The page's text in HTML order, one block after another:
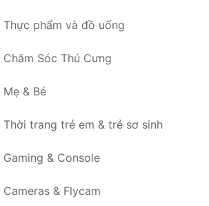
Thực phẩm và đồ uống
Chăm Sóc Thú Cưng
Mẹ & Bé
Thời trang trẻ em & trẻ sơ sinh
Gaming & Console
Cameras & Flycam